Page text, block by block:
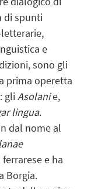
di spunti
e
sono gli
prima operetta
gliAsolanie,
lingua.
dal nome al
e ha
Borgia.